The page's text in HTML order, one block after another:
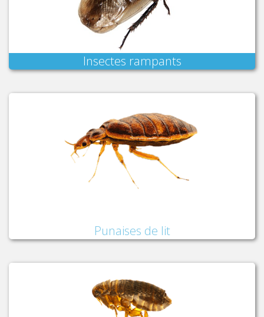
Insectes rampants
Punaises de lit